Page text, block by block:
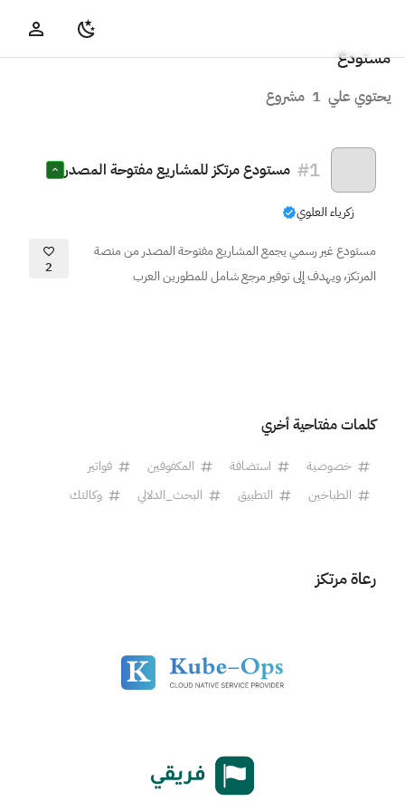
مستودع
يحتوي علي 1 مشروع
#1 مستودع مرتكز للمشاريع مفتوحة المصدر
زكرياء العلوي
مستودع غير رسمي يجمع المشاريع مفتوحة المصدر من منصة
المرتكز، ويهدف إلى توفير مرجع شامل للمطورين العرب
2
كلمات مفتاحية أخري
خصوصية استضافة المكفوفين
فواتير
الطباخين
التطبيق البحث_الدلالي وكالتك
رعاة مرتكز